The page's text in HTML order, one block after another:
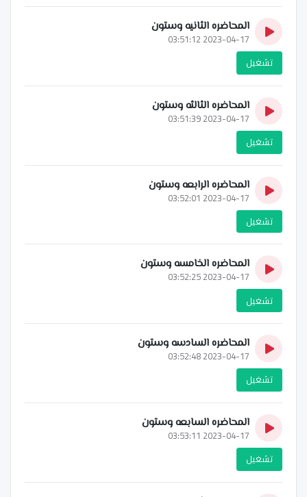
المحاضره الثانيه وستون
2023-04-17 03:51:12
تشغيل
المحاضره الثالثه وستون
2023-04-17 03:51:39
تشغيل
المحاضره الرابعه وستون
2023-04-17 03:52:01
تشغيل
المحاضره الخامسه وستون
2023-04-17 03:52:25
تشغيل
المحاضره السادسه وستون
2023-04-17 03:52:48
تشغيل
المحاضره السابعه وستون
2023-04-17 03:53:11
تشغيل